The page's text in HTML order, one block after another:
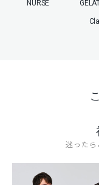
NURSE
迷ったら